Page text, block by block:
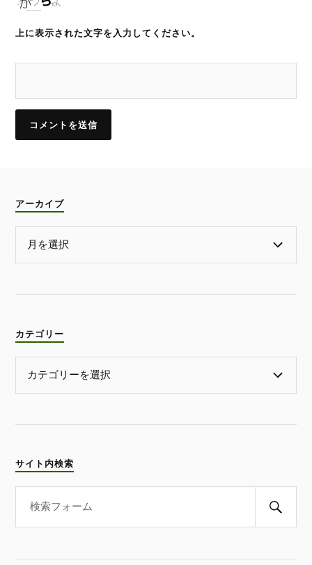
上に表示された文字を入力してください。
アーカイブ
カテゴリー
サイト内検索